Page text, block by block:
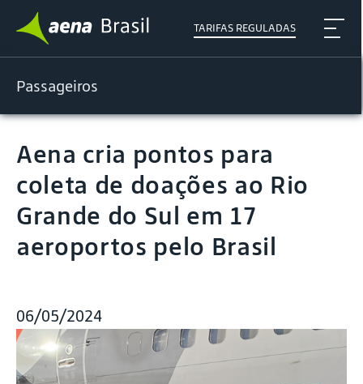
TARIFAS REGULADAS
Passageiros
Aena cria pontos para
coleta de doações ao Rio
Grande do Sul em 17
aeroportos pelo Brasil
06/05/2024